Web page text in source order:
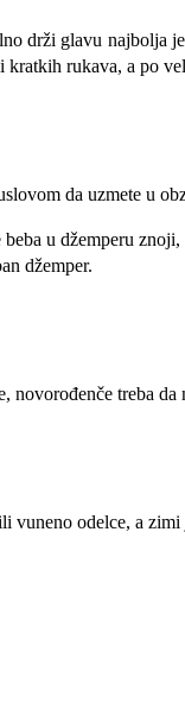
drži glavu najbolja
rukava, a po
da uzmete u
u džemperu
džemper.
treba
odelce, a